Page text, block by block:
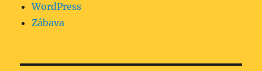
WordPress
Zábava